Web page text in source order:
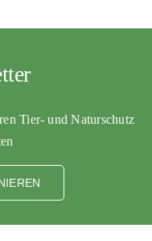
Tier- und Naturschutz